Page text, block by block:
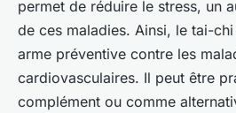
permet de réduire le stress, un
de ces maladies. Ainsi, le tai-
arme préventive contre les
cardiovasculaires. Il peut être
complément ou comme